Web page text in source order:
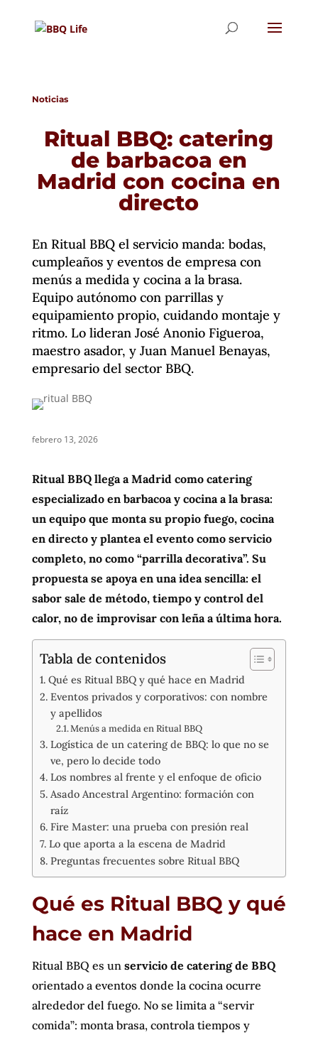
Noticias
Ritual BBQ: catering
de barbacoa en
Madrid con cocina en
directo
En Ritual BBQ el servicio manda: bodas,
cumpleaños y eventos de empresa con
menús a medida y cocina a la brasa.
Equipo autónomo con parrillas y
equipamiento propio, cuidando montaje y
ritmo. Lo lideran José Anonio Figueroa,
maestro asador, y Juan Manuel Benayas,
empresario del sector BBQ.
febrero 13, 2026
Ritual BBQ llega a Madrid como catering
especializado en barbacoa y cocina a la brasa:
un equipo que monta su propio fuego, cocina
en directo y plantea el evento como servicio
completo, no como “parrilla decorativa”. Su
propuesta se apoya en una idea sencilla: el
sabor sale de método, tiempo y control del
calor, no de improvisar con leña a última hora.
Tabla de contenidos
Qué es Ritual BBQ y qué hace en Madrid
Eventos privados y corporativos: con nombre
y apellidos
Menús a medida en Ritual BBQ
Logística de un catering de BBQ: lo que no se
ve, pero lo decide todo
Los nombres al frente y el enfoque de oficio
Asado Ancestral Argentino: formación con
raíz
Fire Master: una prueba con presión real
Lo que aporta a la escena de Madrid
Preguntas frecuentes sobre Ritual BBQ
Qué es Ritual BBQ y qué
hace en Madrid
Ritual BBQ es un servicio de catering de BBQ
orientado a eventos donde la cocina ocurre
alrededor del fuego. No se limita a “servir
comida”: monta brasa, controla tiempos y